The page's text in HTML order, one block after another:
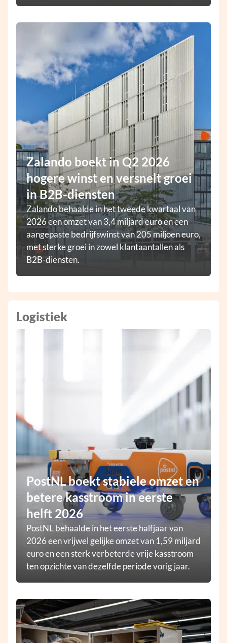
Zalando boekt in Q2 2026
hogere winst en versnelt groei
in B2B-diensten
Zalando behaalde in het tweede kwartaal van
2026 een omzet van 3,4 miljard euro en een
aangepaste bedrijfswinst van 205 miljoen euro,
met sterke groei in zowel klantaantallen als
B2B-diensten.
Logistiek
PostNL boekt stabiele omzet en
betere kasstroom in eerste
helft 2026
PostNL behaalde in het eerste halfjaar van
2026 een vrijwel gelijke omzet van 1,59 miljard
euro en een sterk verbeterde vrije kasstroom
ten opzichte van dezelfde periode vorig jaar.